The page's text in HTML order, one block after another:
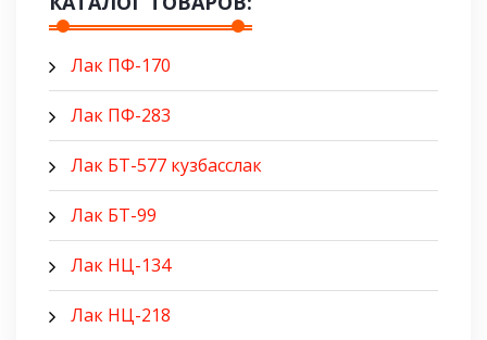
Лак ПФ-170
Лак ПФ-283
Лак БТ-577 кузбасслак
Лак БТ-99
Лак НЦ-134
Лак НЦ-218